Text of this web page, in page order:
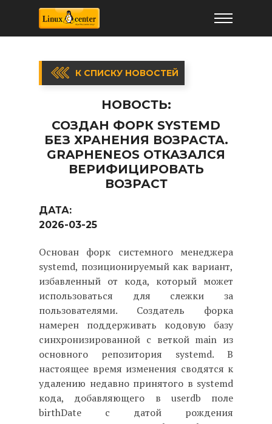
К СПИСКУ НОВОСТЕЙ
НОВОСТЬ:
СОЗДАН ФОРК SYSTEMD
БЕЗ ХРАНЕНИЯ ВОЗРАСТА.
GRAPHENEOS ОТКАЗАЛСЯ
ВЕРИФИЦИРОВАТЬ
ВОЗРАСТ
ДАТА:
2026-03-25
Основан форк системного менеджера
systemd, позиционируемый как вариант,
избавленный от кода, который может
использоваться для слежки за
пользователями. Создатель форка
намерен поддерживать кодовую базу
синхронизированной с веткой main из
основного репозитория systemd. В
настоящее время изменения сводятся к
удалению недавно принятого в systemd
кода, добавляющего в userdb поле
birthDate с датой рождения